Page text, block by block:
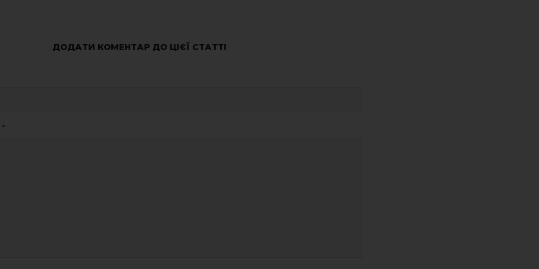
ДОДАТИ КОМЕНТАР ДО ЦІЄЇ СТАТТІ
*